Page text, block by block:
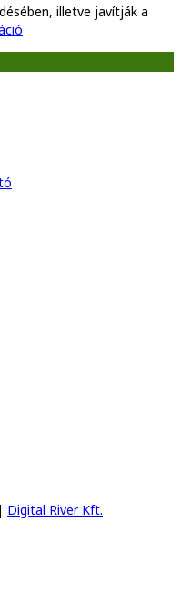
illetve javítják a
Digital River Kft.